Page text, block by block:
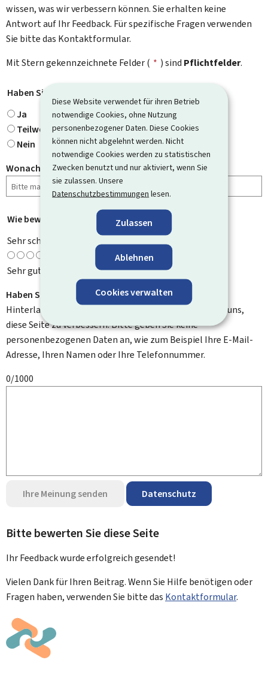
Diese Website verwendet für ihren Betrieb
notwendige Cookies, ohne Nutzung
personenbezogener Daten. Diese Cookies
können nicht abgelehnt werden. Nicht
notwendige Cookies werden zu statistischen
Zwecken benutzt und nur aktiviert, wenn Sie
sie zulassen. Unsere
Datenschutzbestimmungen lesen.
Zulassen
Ablehnen
Cookies verwalten
wissen, was wir verbessern können. Sie erhalten keine
Antwort auf Ihr Feedback. Für spezifische Fragen verwenden
Sie bitte das Kontaktformular.
Mit Stern gekennzeichnete Felder ( * ) sind Pflichtfelder.
Haben Sie gefunden, wonach Sie gesucht haben?
Ja
Teilweise
Nein
Wonach haben Sie gesucht?
Wie bewerten Sie diese Seite? *
Sehr schlecht
Sehr gut
Haben Sie Verbesserungsvorschläge?
Hinterlassen Sie uns einen Kommentar und helfen Sie uns,
diese Seite zu verbessern. Bitte geben Sie keine
personenbezogenen Daten an, wie zum Beispiel Ihre E-Mail-
Adresse, Ihren Namen oder Ihre Telefonnummer.
0/1000
Ihre Meinung senden Datenschutz
Bitte bewerten Sie diese Seite
Ihr Feedback wurdeerfolgreichgesendet!
Vielen Dank für Ihren Beitrag. Wenn Sie Hilfe benötigen oder
Fragen haben, verwenden Sie bitte das Kontaktformular.